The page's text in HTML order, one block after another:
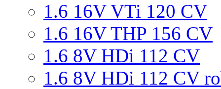
1.6 16V VTi 120 CV
1.6 16V THP 156 CV
1.6 8V HDi 112 CV
1.6 8V HDi 112 CV